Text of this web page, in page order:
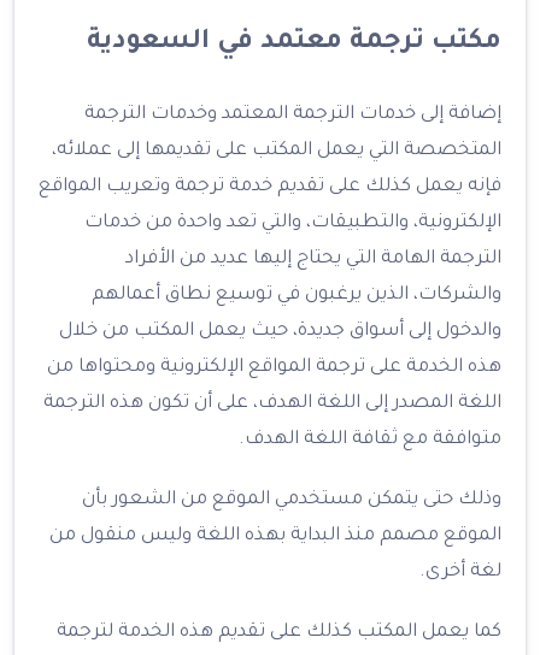
مكتب ترجمة معتمد في السعودية
إضافة إلى خدمات الترجمة المعتمد وخدمات الترجمة
المتخصصة التي يعمل المكتب على تقديمها إلى عملائه،
فإنه يعمل كذلك على تقديم خدمة ترجمة وتعريب المواقع
الإلكترونية، والتطبيقات، والتي تعد واحدة من خدمات
الترجمة الهامة التي يحتاج إليها عديد من الأفراد
والشركات، الذين يرغبون في توسيع نطاق أعمالهم
والدخول إلى أسواق جديدة، حيث يعمل المكتب من خلال
هذه الخدمة على ترجمة المواقع الإلكترونية ومحتواها من
اللغة المصدر إلى اللغة الهدف، على أن تكون هذه الترجمة
متوافقة مع ثقافة اللغة الهدف.
وذلك حتى يتمكن مستخدمي الموقع من الشعور بأن
الموقع مصمم منذ البداية بهذه اللغة وليس منقول من
لغة أخرى.
كما يعمل المكتب كذلك على تقديم هذه الخدمة لترجمة